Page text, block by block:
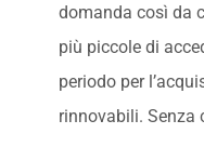
domanda così da
più piccole di
periodo per
rinnovabili. Senza